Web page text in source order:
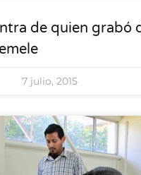
de quien grabó
7 julio, 2015